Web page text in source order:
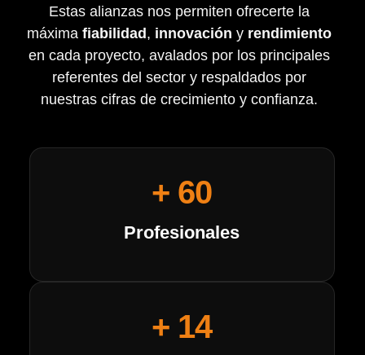
Estas alianzas nos permiten ofrecerte la
máxima fiabilidad, innovación y rendimiento
en cada proyecto, avalados por los principales
referentes del sector y respaldados por
nuestras cifras de crecimiento y confianza.
Profesionales
+ 60
+ 14